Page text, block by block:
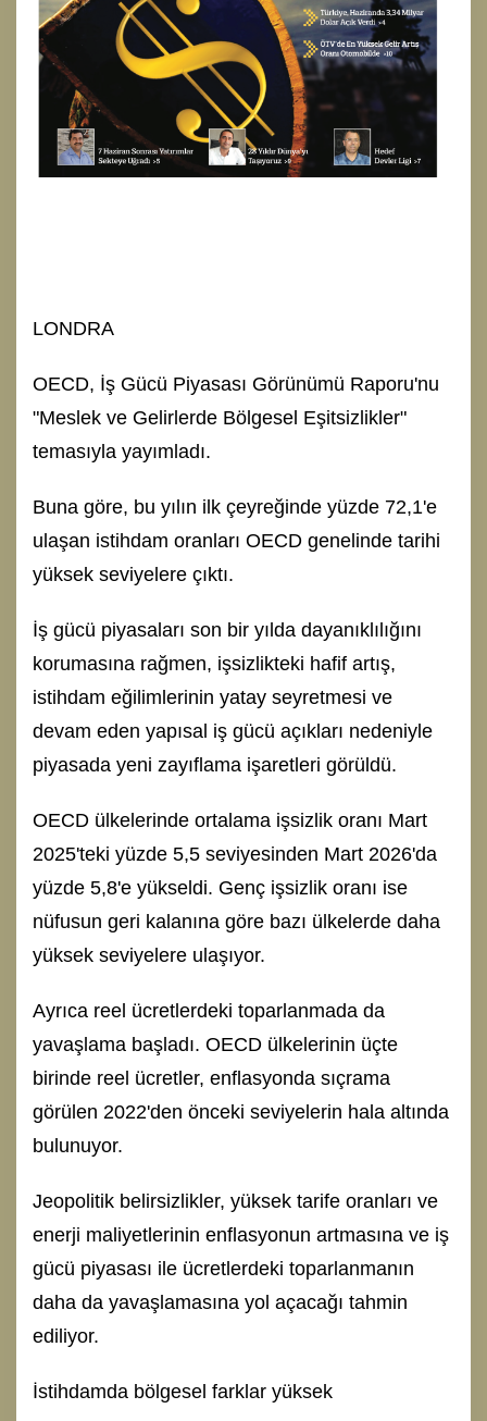
LONDRA
OECD, İş Gücü Piyasası Görünümü Raporu'nu
"Meslek ve Gelirlerde Bölgesel Eşitsizlikler"
temasıyla yayımladı.
Buna göre, bu yılın ilk çeyreğinde yüzde 72,1'e
ulaşan istihdam oranları OECD genelinde tarihi
yüksek seviyelere çıktı.
İş gücü piyasaları son bir yılda dayanıklılığını
korumasına rağmen, işsizlikteki hafif artış,
istihdam eğilimlerinin yatay seyretmesi ve
devam eden yapısal iş gücü açıkları nedeniyle
piyasada yeni zayıflama işaretleri görüldü.
OECD ülkelerinde ortalama işsizlik oranı Mart
2025'teki yüzde 5,5 seviyesinden Mart 2026'da
yüzde 5,8'e yükseldi. Genç işsizlik oranı ise
nüfusun geri kalanına göre bazı ülkelerde daha
yüksek seviyelere ulaşıyor.
Ayrıca reel ücretlerdeki toparlanmada da
yavaşlama başladı. OECD ülkelerinin üçte
birinde reel ücretler, enflasyonda sıçrama
görülen 2022'den önceki seviyelerin hala altında
bulunuyor.
Jeopolitik belirsizlikler, yüksek tarife oranları ve
enerji maliyetlerinin enflasyonun artmasına ve iş
gücü piyasası ile ücretlerdeki toparlanmanın
daha da yavaşlamasına yol açacağı tahmin
ediliyor.
İstihdamda bölgesel farklar yüksek